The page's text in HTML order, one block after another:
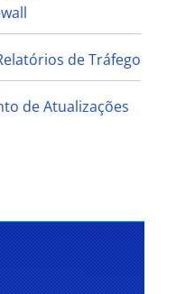
de Tráfego
de Atualizações